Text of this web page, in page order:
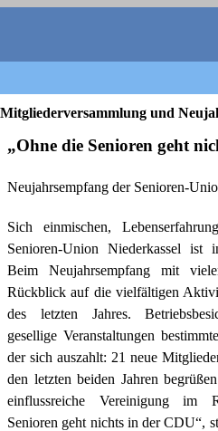
Direkt zum Seiteninhalt
Mitgliederversammlung und
„Ohne die Senioren geht
Neujahrsempfang der Senioren-
Sich einmischen,
Senioren-Union Niederkassel ist
Beim Neujahrsempfang mit
Rückblick auf die vielfältigen
des letzten Jahres.
gesellige Veranstaltungen
der sich auszahlt: 21 neue
den letzten beiden Jahren
einflussreiche Vereinigung im
Senioren geht nichts in der CDU“,